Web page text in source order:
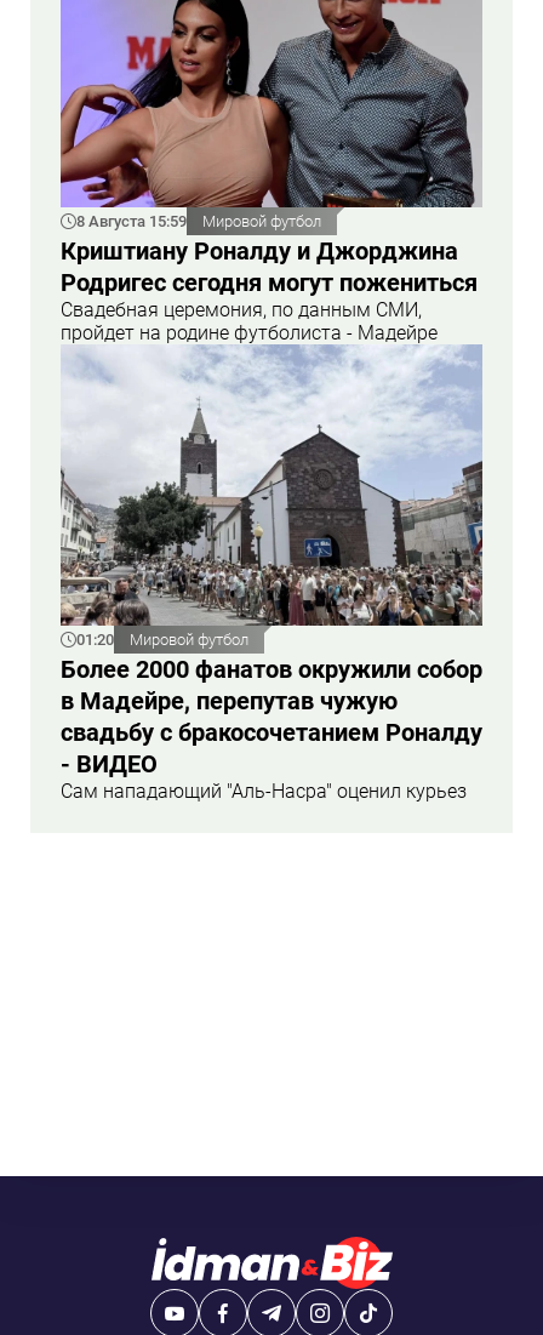
8 Августа 15:59 Мировой футбол
Криштиану Роналду и Джорджина
Родригес сегодня могут пожениться
Свадебная церемония, по данным СМИ,
пройдет на родине футболиста - Мадейре
01:20 Мировой футбол
Более 2000 фанатов окружили собор
в Мадейре, перепутав чужую
свадьбу с бракосочетанием Роналду
- ВИДЕО
Сам нападающий "Аль-Насра" оценил курьез